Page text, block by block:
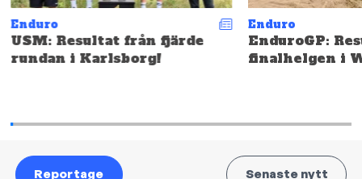
Enduro
USM: Resultat från fjärde
rundan i Karlsborg!
Enduro
EnduroGP:
finalhelgen i
Reportage Senaste nytt